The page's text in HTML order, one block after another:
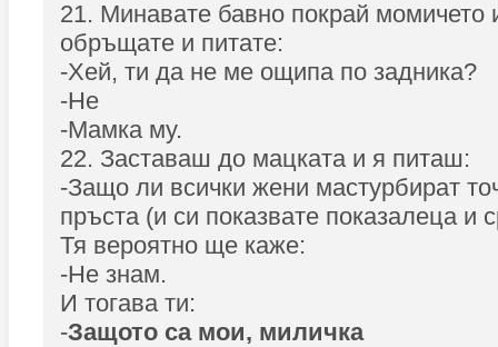
21. Минавате бавно покрай момичето
обръщате и питате:
-Хей, ти да не ме ощипа по задника?
-Не
-Мамка му.
22. Заставаш до мацката и я питаш:
-Защо ли всички жени мастурбират
пръста (и си показвате показалеца и
Тя вероятно ще каже:
-Не знам.
И тогава ти:
-Защото са мои, миличка